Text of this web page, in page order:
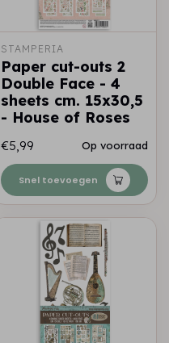
STAMPERIA
Paper cut-outs 2
Double Face - 4
sheets cm. 15x30,5
- House of Roses
€5,99 Op voorraad
Snel toevoegen